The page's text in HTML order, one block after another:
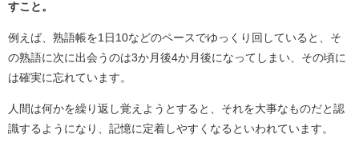
すこと。
例えば、熟語帳を1日10などのペースでゆっくり回していると、そ
の熟語に次に出会うのは3か月後4か月後になってしまい、その頃に
は確実に忘れています。
人間は何かを繰り返し覚えようとすると、それを大事なものだと認
識するようになり、記憶に定着しやすくなるといわれています。